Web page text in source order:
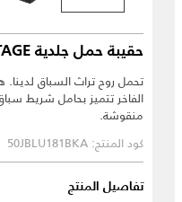
حقيبة حمل جلدية HERITAGE
تحمل روح تراث السباق لدينا.
منقوشة.
كود المنتج: 50JBLU181BKA
تفاصيل المنتج